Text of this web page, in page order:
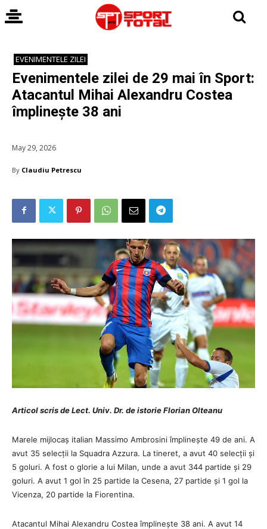
EVENIMENTELE ZILEI
Evenimentele zilei de 29 mai în Sport:
Atacantul Mihai Alexandru Costea
împlinește 38 ani
May 29, 2026
By Claudiu Petrescu
Articol scris de Lect. Univ. Dr. de istorie Florian Olteanu
Marele mijlocaș italian Massimo Ambrosini împlinește 49 de ani. A
avut 35 selecții la Squadra Azzura. La tineret, a avut 40 selecții și
5 goluri. A fost o glorie a lui Milan, unde a avut 344 partide și 29
goluri. A avut 1 gol în 25 partide la Cesena, 27 partide și 1 gol la
Vicenza, 20 partide la Fiorentina.
Atacantul Mihai Alexandru Costea împlinește 38 ani. A avut 14